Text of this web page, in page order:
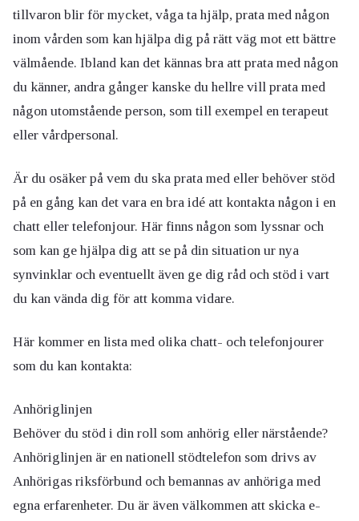
tillvaron blir för mycket, våga ta hjälp, prata med någon
inom vården som kan hjälpa dig på rätt väg mot ett bättre
välmående. Ibland kan det kännas bra att prata med någon
du känner, andra gånger kanske du hellre vill prata med
någon utomstående person, som till exempel en terapeut
eller vårdpersonal.
Är du osäker på vem du ska prata med eller behöver stöd
på en gång kan det vara en bra idé att kontakta någon i en
chatt eller telefonjour. Här finns någon som lyssnar och
som kan ge hjälpa dig att se på din situation ur nya
synvinklar och eventuellt även ge dig råd och stöd i vart
du kan vända dig för att komma vidare.
Här kommer en lista med olika chatt- och telefonjourer
som du kan kontakta:
Anhöriglinjen
Behöver du stöd i din roll som anhörig eller närstående?
Anhöriglinjen är en nationell stödtelefon som drivs av
Anhörigas riksförbund och bemannas av anhöriga med
egna erfarenheter. Du är även välkommen att skicka e-